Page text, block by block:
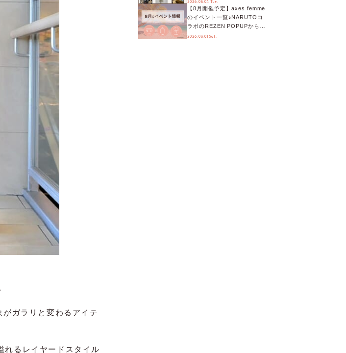
ガラリと変わるアイテ
るレイヤードスタイル
が手に入る◎
2026.08.04 Tue.
【8月開催予定】axes femme
のイベント一覧♪NARUTOコ
ラボのREZEN POPUPから、
プチYour Stage.、ティーパー
2026.08.01 Sat.